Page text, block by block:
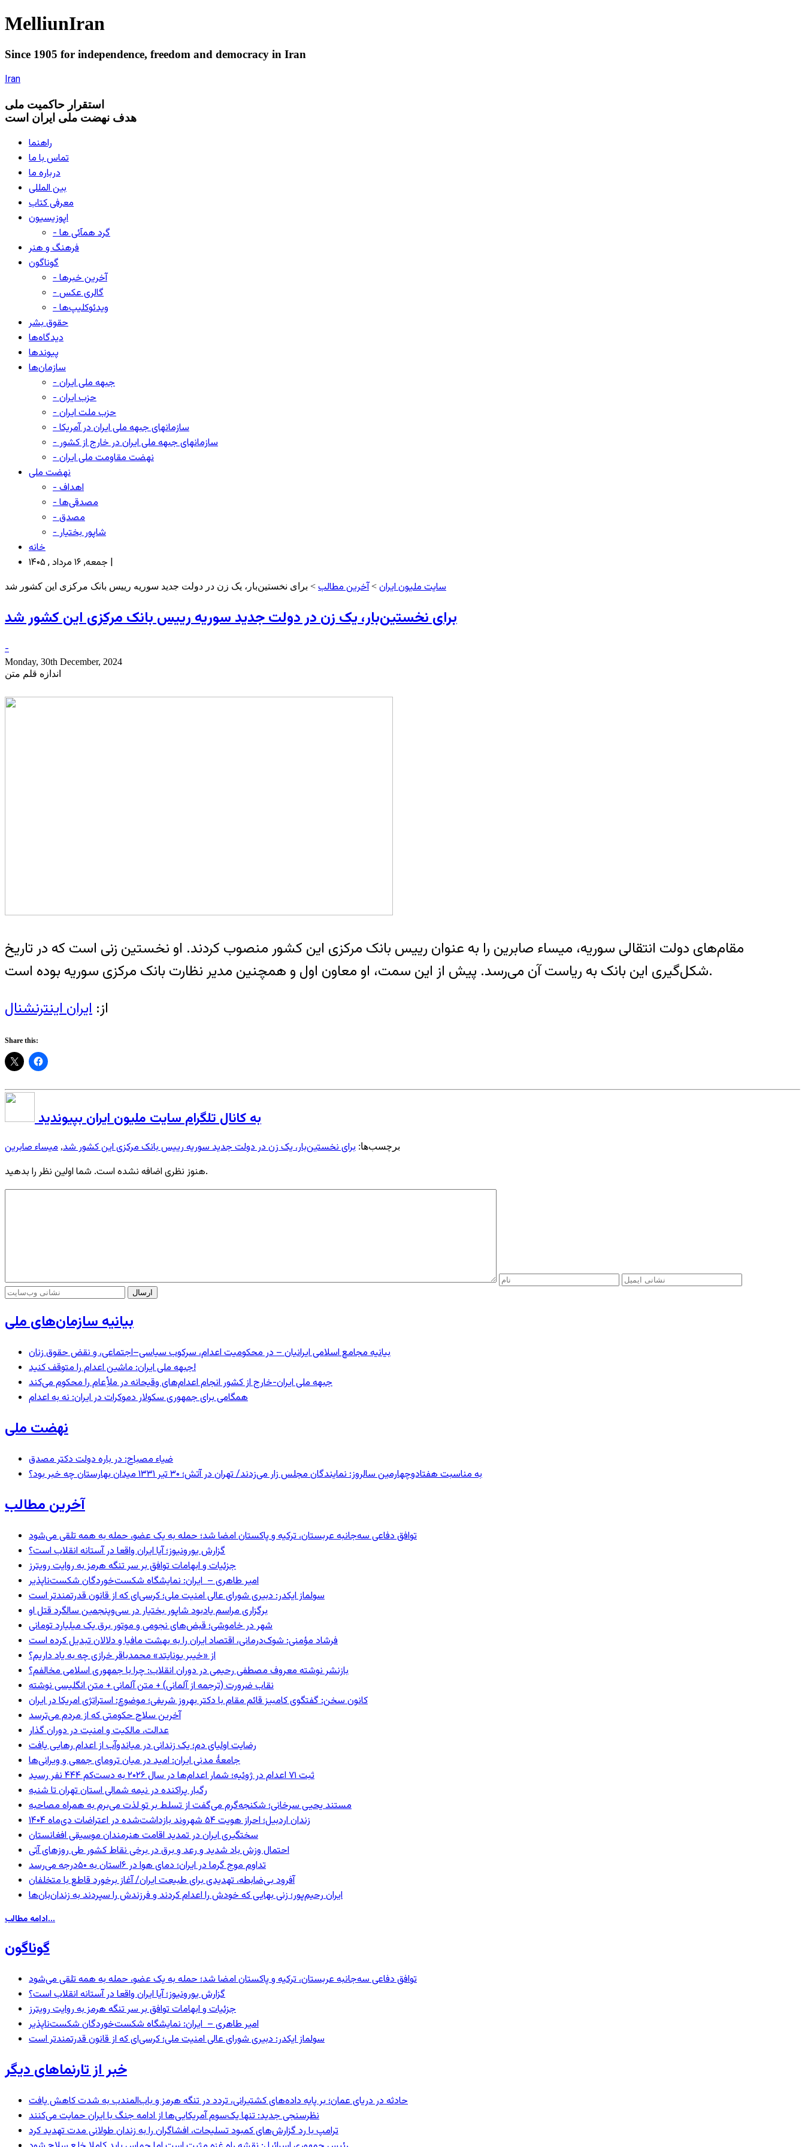
MelliunIran
Since 1905 for independence, freedom and democracy in Iran
Iran
استقرار حاکميت ملی
هدف نهضت ملی ایران است
راهنما
تماس با ما
درباره ما
بین المللی
معرفی کتاب
اپوزیسیون
- گرد همآئی ها
فرهنگ و هنر
گوناگون
- آخرین خبرها
- گالری عکس
- ویدئوکلیپ‌ها
حقوق بشر
دیدگاه‌ها
پیوندها
سازمان‌ها
- جبهه ملی ایران
- حزب ایران
- حزب ملت ایران
- سازمانهای جبهه ملی ایران در آمریکا
- سازمانهای جبهه ملی ایران در خارج از کشور
- نهضت مقاومت ملی ایران
نهضت ملی
- اهداف
- مصدقی‌ها
- مصدق
- شاپور بختیار
خانه
جمعه, ۱۶ مرداد , ۱۴۰۵ |
سایت ملیون ایران >آخرین مطالب > برای نخستین‌بار، یک زن در دولت جدید سوریه رییس بانک مرکزی این کشور شد
برای نخستین‌بار، یک زن در دولت جدید سوریه رییس بانک مرکزی این کشور شد
-
Monday, 30th December, 2024
اندازه قلم متن
مقام‌های دولت انتقالی سوریه، میساء صابرین را به عنوان رییس بانک مرکزی این کشور منصوب کردند. او نخستین زنی است که در تاریخ
شکل‌گیری این بانک به ریاست آن می‌رسد. پیش از این سمت، او معاون اول و همچنین مدیر نظارت بانک مرکزی سوریه بوده است.
از: ایران اینترنشنال
Share this:
به کانال تلگرام سایت ملیون ایران بپیوندید
برچسب‌ها: برای نخستین‌بار، یک زن در دولت جدید سوریه رییس بانک مرکزی این کشور شد, میساء صابرین
هنوز نظری اضافه نشده است. شما اولین نظر را بدهید.
بیانیه سازمان‌های ملی
بیانیه مجامع اسلامی ایرانیان – در محکومیت اعدام، سرکوب سیاسی–اجتماعی، و نقض حقوق زنان
جبهه ملی ایران: ماشین اعدام را متوقف کنید!
جبهه ملی ایران-خارج از کشور انجام اعدام‌های وقیحانه در ملأِعام را محکوم می‌کند
همگامی برای جمهوری سکولار دموکرات در ایران: نه به اعدام
نهضت ملی
ضیاء مصباح: در باره دولت دکتر مصدق
به مناسبت هفتادوچهارمین سالروز: نمایندگان مجلس زار می‌زدند/ تهران در آتش؛ ۳۰ تیر ۱۳۳۱ میدان بهارستان چه خبر بود؟
آخرین مطالب
توافق دفاعی سه‌جانبه عربستان، ترکیه و پاکستان امضا شد؛ حمله به یک عضو، حمله به همه تلقی می‌شود
گزارش یورونیوز؛ آیا ایران واقعا در آستانه انقلاب است؟
جزئیات و ابهامات توافق بر سر تنگه هرمز به روایت رویترز
امیر طاهری – ایران: نمایشگاه شکست‌خوردگان شکست‌ناپذیر
سولماز ایکدر: دبیری شورای عالی امنیت ملی؛ کرسی‌ای که از قانون قدرتمندتر است
برگزاری مراسم یادبود شاپور بختیار در سی‌وپنجمین سالگرد قتل او
شهر در خاموشی؛ قبض‌های نجومی و موتور برق یک میلیارد تومانی
فرشاد مؤمنی: شوک‌درمانی، اقتصاد ایران را به بهشت مافیا و دلالان تبدیل کرده است
از «خیبر یونایتد» محمدباقر خرازی چه به یاد داریم؟
بازنشر نوشته معروف مصطفی رحیمی در دوران انقلاب: چرا با جمهوری اسلامی مخالفم؟
نقاب ضرورت (ترجمه از آلمانی) + متن آلمانی + متن انگلیسی نوشته
کانون سخن: گفتگوی کامبیز قائم مقام با دکتر بهروز شریفی؛ موضوع: استراتژی امریکا در ایران
آخرین سلاح حکومتی که از مردم می‌ترسد
عدالت، مالکیت و امنیت در دوران گذار
رضایت اولیای دم؛ یک زندانی در میاندوآب از اعدام رهایی یافت
جامعهٔ مدنی ایران: امید در میان ترومای جمعی و ویرانی‌ها
ثبت ۷۱ اعدام در ژوئیه؛ شمار اعدام‌ها در سال ۲۰۲۶ به دست‌کم ۴۴۴ نفر رسید
رگبار پراکنده در نیمه شمالی استان تهران تا شنبه
مستند یحیی سرخانی؛ شکنجه‌گرم می‌گفت از تسلط بر تو لذت می‌برم به همراه مصاحبه
زندان اردبیل؛ احراز هویت ۵۴ شهروند بازداشت‌شده در اعتراضات دی‌ماه ۱۴۰۴
سختگیری ایران در تمدید اقامت هنرمندان موسیقی افغانستان
احتمال وزش باد شدید و رعد و برق در برخی نقاط کشور طی روزهای آتی
تداوم موج گرما در ایران؛ دمای هوا در ۶استان به ۵۰درجه می‌رسد
آفرود بی‌ضابطه، تهدیدی برای طبیعت ایران/ آغاز برخورد قاطع با متخلفان
ایران رحیم‌پور؛ زنی بهایی که خودش را اعدام کردند و فرزندش را سپردند به زندان‌بان‌ها
ادامه مطالب...
گوناگون
توافق دفاعی سه‌جانبه عربستان، ترکیه و پاکستان امضا شد؛ حمله به یک عضو، حمله به همه تلقی می‌شود
گزارش یورونیوز؛ آیا ایران واقعا در آستانه انقلاب است؟
جزئیات و ابهامات توافق بر سر تنگه هرمز به روایت رویترز
امیر طاهری – ایران: نمایشگاه شکست‌خوردگان شکست‌ناپذیر
سولماز ایکدر: دبیری شورای عالی امنیت ملی؛ کرسی‌ای که از قانون قدرتمندتر است
خبر از تارنماهای دیگر
حادثه در دریای عمان؛ بر پایه داده‌های کشتیرانی، تردد در تنگه هرمز و باب‌المندب به شدت کاهش یافت
نظرسنجی جدید: تنها یک‌سوم آمریکایی‌ها از ادامه جنگ با ایران حمایت می‌کنند
ترامپ با رد گزارش‌های کمبود تسلیحات، افشاگران را به زندان طولانی مدت تهدید کرد